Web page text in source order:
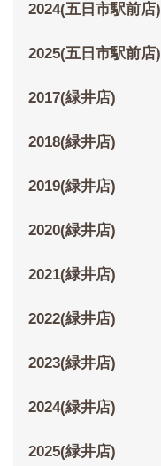
2024(五日市駅前店)
2025(五日市駅前店)
2017(緑井店)
2018(緑井店)
2019(緑井店)
2020(緑井店)
2021(緑井店)
2022(緑井店)
2023(緑井店)
2024(緑井店)
2025(緑井店)